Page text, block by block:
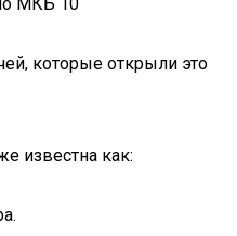
которые открыли это
известна как: